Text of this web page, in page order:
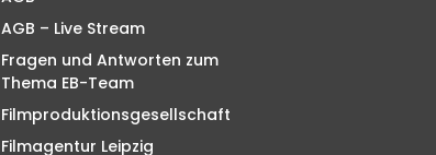
AGB – Live Stream
Fragen und Antworten zum
Thema EB-Team
Filmproduktionsgesellschaft
Filmagentur Leipzig